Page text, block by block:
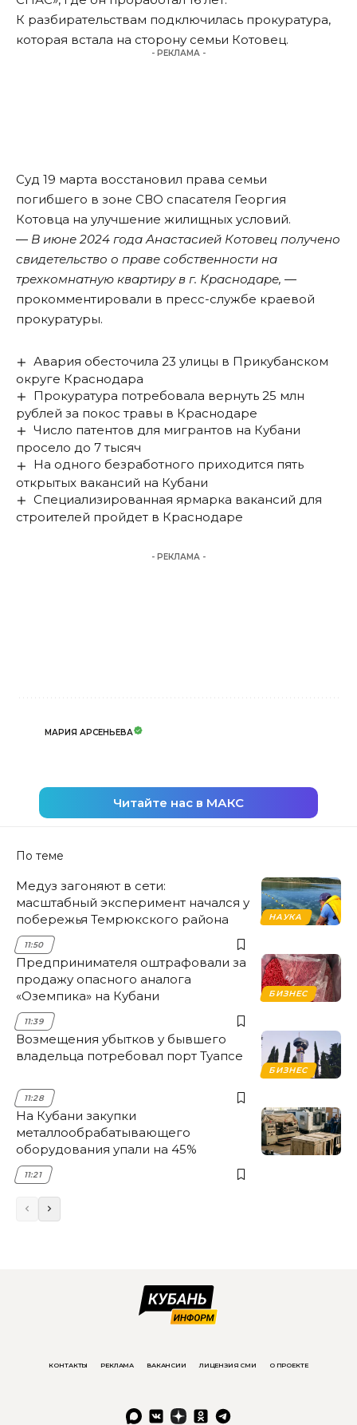
К разбирательствам подключилась прокуратура,
которая встала на сторону семьи Котовец.
- РЕКЛАМА -
Суд 19 марта восстановил права семьи
погибшего в зоне СВО спасателя Георгия
Котовца на улучшение жилищных условий.
― В июне 2024 года Анастасией Котовец получено
свидетельство о праве собственности на
трехкомнатную квартиру в г. Краснодаре, ―
прокомментировали в пресс-службе краевой
прокуратуры.
Авария обесточила 23 улицы в Прикубанском
округе Краснодара
Прокуратура потребовала вернуть 25 млн
рублей за покос травы в Краснодаре
Число патентов для мигрантов на Кубани
просело до 7 тысяч
На одного безработного приходится пять
открытых вакансий на Кубани
Специализированная ярмарка вакансий для
строителей пройдет в Краснодаре
- РЕКЛАМА -
МАРИЯ АРСЕНЬЕВА
Читайте нас в МАКС
По теме
НАУКА
Медуз загоняют в сети:
масштабный эксперимент начался у
побережья Темрюкского района
11:50
БИЗНЕС
Предпринимателя оштрафовали за
продажу опасного аналога
«Оземпика» на Кубани
11:39
БИЗНЕС
Возмещения убытков у бывшего
владельца потребовал порт Туапсе
11:28
На Кубани закупки
металлообрабатывающего
оборудования упали на 45%
11:21
КОНТАКТЫ РЕКЛАМА ВАКАНСИИ ЛИЦЕНЗИЯ СМИ О ПРОЕКТЕ